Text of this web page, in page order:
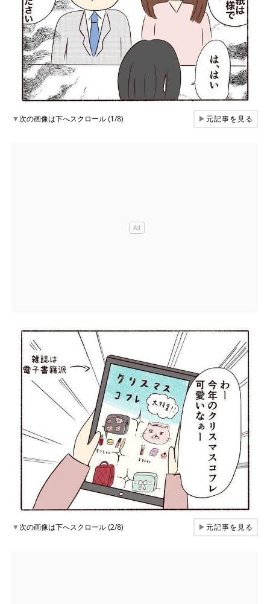
▼次の画像は下へスクロール (1/8) ▶元記事を見る
▼次の画像は下へスクロール (2/8) ▶元記事を見る